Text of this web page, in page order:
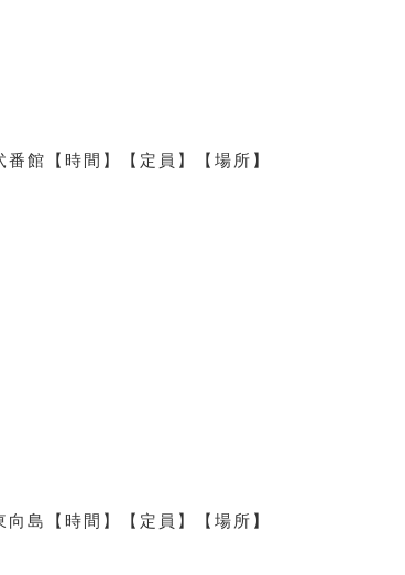
番館 【時間】 【定員】 【場所】
向島 【時間】 【定員】 【場所】